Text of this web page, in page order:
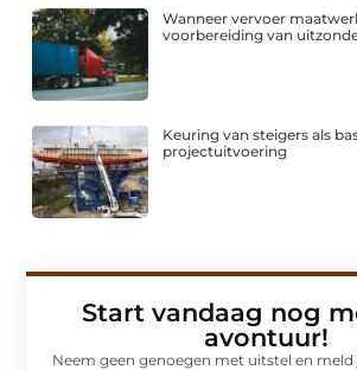
Wanneer vervoer
voorbereiding van
Keuring van steigers als
projectuitvoering
Start vandaag nog
avontuur!
Neem geen genoegen met uitstel en meld